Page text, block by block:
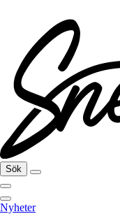
Sök
Nyheter